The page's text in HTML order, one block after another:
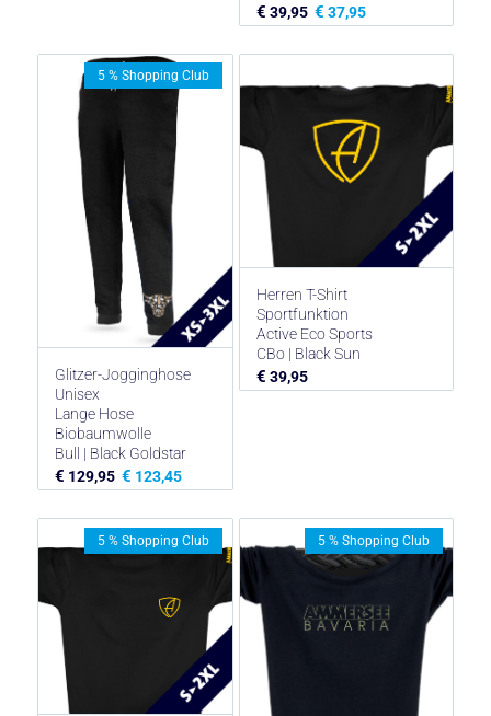
€ 39,95 € 37,95
Glitzer-Jogginghose
Unisex
Lange Hose
Biobaumwolle
Bull | Black Goldstar
€ 129,95 € 123,45
5 % Shopping Club
Herren T-Shirt
Sportfunktion
Active Eco Sports
CBo | Black Sun
€ 39,95
5 % Shopping Club 5 % Shopping Club